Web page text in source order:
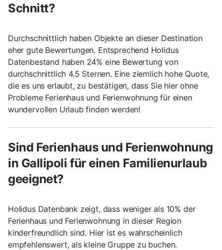
Schnitt?
Durchschnittlich haben Objekte an dieser Destination
eher gute Bewertungen. Entsprechend Holidus
Datenbestand haben 24% eine Bewertung von
durchschnittlich 4.5 Sternen. Eine ziemlich hohe Quote,
die es uns erlaubt, zu bestätigen, dass Sie hier ohne
Probleme Ferienhaus und Ferienwohnung für einen
wundervollen Urlaub finden werden!
Sind Ferienhaus und Ferienwohnung
in Gallipoli für einen Familienurlaub
geeignet?
Holidus Datenbank zeigt, dass weniger als 10% der
Ferienhaus und Ferienwohnung in dieser Region
kinderfreundlich sind. Hier ist es wahrscheinlich
empfehlenswert, als kleine Gruppe zu buchen.